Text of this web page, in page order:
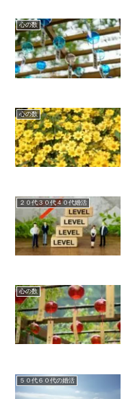
心の数
心の数
２０代３０代４０代婚活
心の数
５０代６０代の婚活